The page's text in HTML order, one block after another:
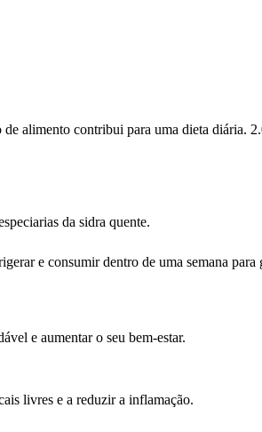
alimento contribui para uma dieta diária.
da sidra quente.
e consumir dentro de uma semana
e aumentar o seu bem-estar.
livres e a reduzir a inflamação.